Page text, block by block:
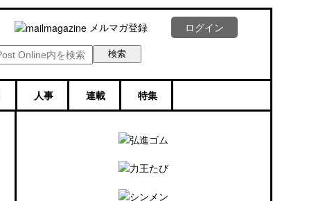
メルマガ登録 ログイン
人事 連載 特集